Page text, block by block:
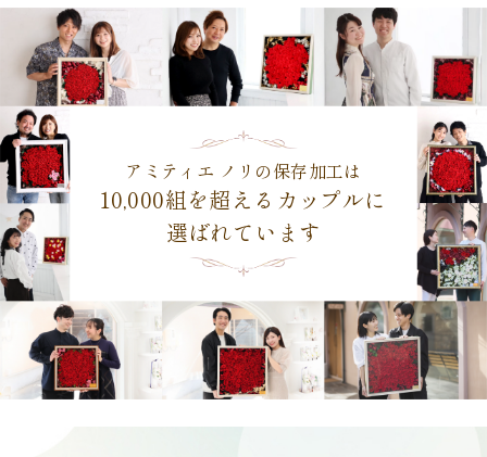
アミティエ ノリの保存加工は
10,000組を超えるカップルに
選ばれています